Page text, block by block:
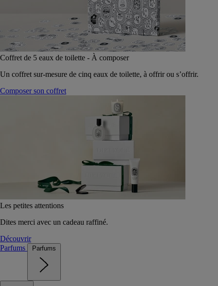
Coffret de 5 eaux de toilette - À composer
Un coffret sur-mesure de cinq eaux de toilette, à offrir ou s’offrir.
Composer son coffret
Les petites attentions
Dites merci avec un cadeau raffiné.
Découvrir
Parfums
Parfums